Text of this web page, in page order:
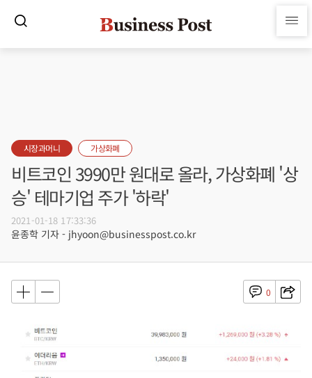
시장과머니 가상화폐
비트코인 3990만 원대로 올라, 가상화폐 '상
승' 테마기업 주가 '하락'
2021-01-18 17:33:36
윤종학 기자 - jhyoon@businesspost.co.kr
0